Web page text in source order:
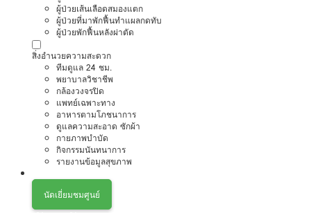
ผู้ป่วยเส้นเลือดสมองแตก
ผู้ป่วยที่มาพักฟื้นทำแผลกดทับ
ผู้ป่วยพักฟื้นหลังผ่าตัด
สิ่งอำนวยความสะดวก
ทีมดูแล 24 ชม.
พยาบาลวิชาชีพ
กล้องวงจรปิด
แพทย์เฉพาะทาง
อาหารตามโภชนาการ
ดูแลความสะอาด ซักผ้า
กายภาพบำบัด
กิจกรรมนันทนาการ
รายงานข้อมูลสุขภาพ
นัดเยี่ยมชมศูนย์